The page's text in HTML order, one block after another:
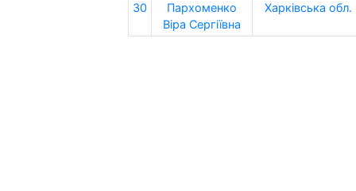
30
Пархоменко
Віра Сергіївна
Харківська обл.